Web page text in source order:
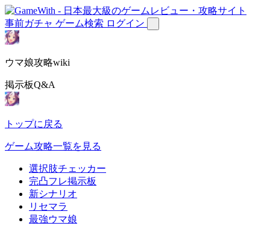
事前ガチャ ゲーム検索 ログイン
ウマ娘攻略wiki
掲示板Q&A
トップに戻る
ゲーム攻略一覧を見る
選択肢チェッカー
完凸フレ掲示板
新シナリオ
リセマラ
最強ウマ娘